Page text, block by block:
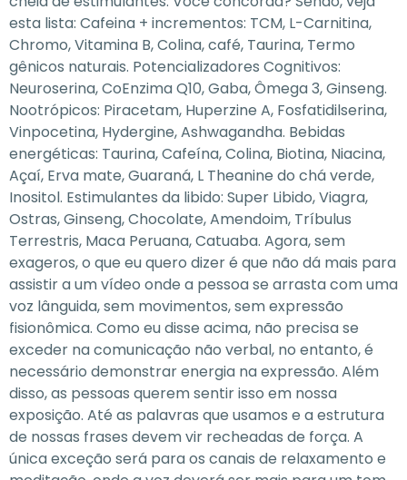
esta lista: Cafeina + incrementos: TCM, L-Carnitina,
Chromo, Vitamina B, Colina, café, Taurina, Termo
gênicos naturais. Potencializadores Cognitivos:
Neuroserina, CoEnzima Q10, Gaba, Ômega 3, Ginseng.
Nootrópicos: Piracetam, Huperzine A, Fosfatidilserina,
Vinpocetina, Hydergine, Ashwagandha. Bebidas
energéticas: Taurina, Cafeína, Colina, Biotina, Niacina,
Açaí, Erva mate, Guaraná, L Theanine do chá verde,
Inositol. Estimulantes da libido: Super Libido, Viagra,
Ostras, Ginseng, Chocolate, Amendoim, Tríbulus
Terrestris, Maca Peruana, Catuaba. Agora, sem
exageros, o que eu quero dizer é que não dá mais para
assistir a um vídeo onde a pessoa se arrasta com uma
voz lânguida, sem movimentos, sem expressão
fisionômica. Como eu disse acima, não precisa se
exceder na comunicação não verbal, no entanto, é
necessário demonstrar energia na expressão. Além
disso, as pessoas querem sentir isso em nossa
exposição. Até as palavras que usamos e a estrutura
de nossas frases devem vir recheadas de força. A
única exceção será para os canais de relaxamento e